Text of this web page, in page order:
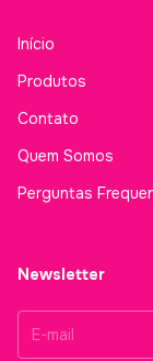
Início
Produtos
Contato
Quem Somos
Perguntas
Newsletter